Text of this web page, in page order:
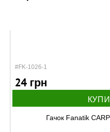
#FK-1026-1
24 грн
Гачок Fanatik